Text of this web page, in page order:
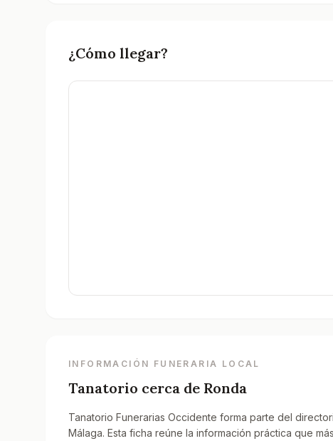
¿Cómo llegar?
INFORMACIÓN FUNERARIA LOCAL
Tanatorio cerca de Ronda
Tanatorio Funerarias Occidente forma parte del
Málaga. Esta ficha reúne la información práctica que